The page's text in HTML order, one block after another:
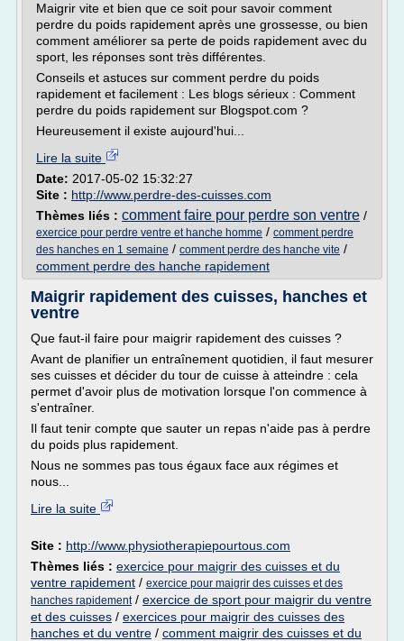
Maigrir vite et bien que ce soit pour savoir comment
perdre du poids rapidement après une grossesse, ou bien
comment améliorer sa perte de poids rapidement avec du
sport, les réponses sont très différentes.
Conseils et astuces sur comment perdre du poids
rapidement et facilement : Les blogs sérieux : Comment
perdre du poids rapidement sur Blogspot.com ?
Heureusement il existe aujourd'hui...
Lire la suite
Date: 2017-05-02 15:32:27
Site : http://www.perdre-des-cuisses.com
Thèmes liés : comment faire pour perdre son ventre /
exercice pour perdre ventre et hanche homme / comment perdre
des hanches en 1 semaine / comment perdre des hanche vite /
comment perdre des hanche rapidement
Maigrir rapidement des cuisses, hanches et
ventre
Que faut-il faire pour maigrir rapidement des cuisses ?
Avant de planifier un entraînement quotidien, il faut mesurer
ses cuisses et décider du tour de cuisse à atteindre : cela
permet d'avoir plus de motivation lorsque l'on commence à
s'entraîner.
Il faut tenir compte que sauter un repas n'aide pas à perdre
du poids plus rapidement.
Nous ne sommes pas tous égaux face aux régimes et
nous...
Lire la suite
Site : http://www.physiotherapiepourtous.com
Thèmes liés : exercice pour maigrir des cuisses et du
ventre rapidement / exercice pour maigrir des cuisses et des
hanches rapidement/ exercice de sport pour maigrir du ventre
et des cuisses / exercices pour maigrir des cuisses des
hanches et du ventre / comment maigrir des cuisses et du